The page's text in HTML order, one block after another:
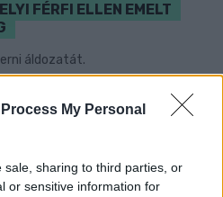
My Personal
sale, sharing to third parties, or
or sensitive information for
FÉRFI ELLEN EMELT
áldozatát.
Szólj hozzá!